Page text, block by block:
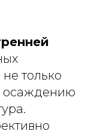
только
осаждению